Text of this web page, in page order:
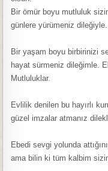
Bir ömür boyu mutluluk
günlere yürümeniz dileğiyle.
Bir yaşam boyu birbirinizi
hayat sürmeniz dileğimle.
Mutluluklar.
Evlilik denilen bu hayırlı
güzel imzalar atmanız
Ebedi sevgi yolunda
ama bilin ki tüm kalbim